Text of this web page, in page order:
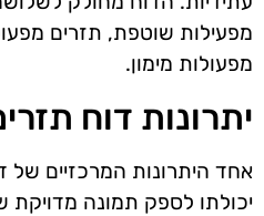
מפעילות שוטפת, תזרים
מפעולות מימון.
יתרונות דוח
אחד היתרונות המרכזיים של
יכולתו לספק תמונה